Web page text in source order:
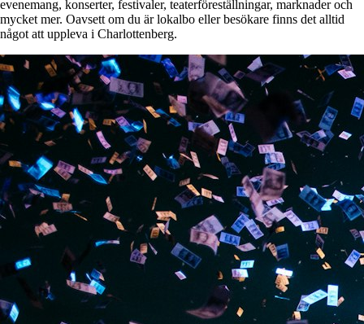
evenemang, konserter, festivaler, teaterföreställningar, marknader och
mycket mer. Oavsett om du är lokalbo eller besökare finns det alltid
något att uppleva i Charlottenberg.